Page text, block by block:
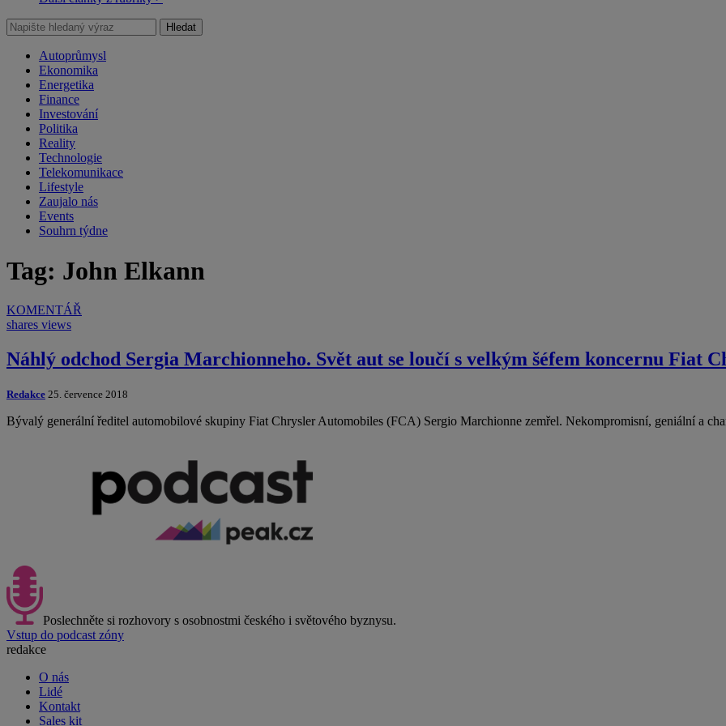
Hledat
Autoprůmysl
Ekonomika
Energetika
Finance
Investování
Politika
Reality
Technologie
Telekomunikace
Lifestyle
Zaujalo nás
Events
Souhrn týdne
Tag: John Elkann
KOMENTÁŘ
shares views
Náhlý odchod Sergia Marchionneho. Svět aut se loučí s velkým šéfem koncernu Fiat
Redakce 25. července 2018
Bývalý generální ředitel automobilové skupiny Fiat Chrysler Automobiles (FCA) Sergio Marchionne zemřel. Nekompromisní, geniální a
Poslechněte si rozhovory s osobnostmi českého i světového byznysu.
Vstup do podcast zóny
redakce
O nás
Lidé
Kontakt
Sales kit